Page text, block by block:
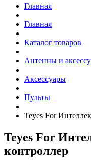
Главная
Главная
Каталог товаров
Антенны и
Аксессуары
Пульты
Teyes For
Teyes For
контроллер